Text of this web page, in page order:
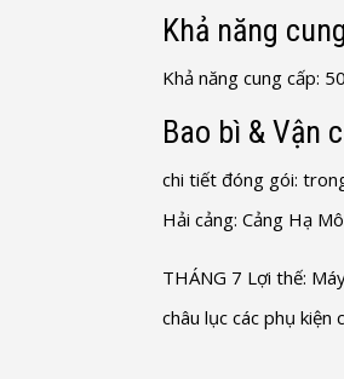
Khả năng
Khả năng cung cấp:
Bao bì & Vận
chi tiết đóng gói:
Hải cảng: Cảng Hạ
THÁNG 7 Lợi thế:
châu lục các phụ